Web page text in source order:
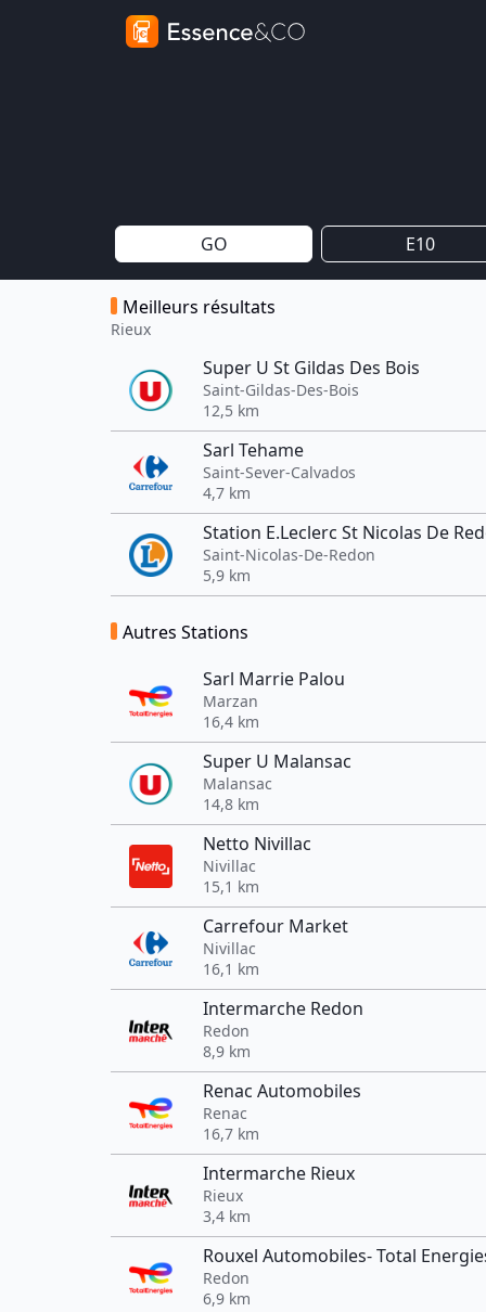
GO E10
Meilleurs résultats
Rieux
Super U St Gildas Des Bois
Saint-Gildas-Des-Bois
12,5 km
Sarl Tehame
Saint-Sever-Calvados
4,7 km
Station E.Leclerc St Nicolas De
Saint-Nicolas-De-Redon
5,9 km
Autres Stations
Sarl Marrie Palou
Marzan
16,4 km
Super U Malansac
Malansac
14,8 km
Netto Nivillac
Nivillac
15,1 km
Carrefour Market
Nivillac
16,1 km
Intermarche Redon
Redon
8,9 km
Renac Automobiles
Renac
16,7 km
Intermarche Rieux
Rieux
3,4 km
Rouxel Automobiles- Total
Redon
6,9 km